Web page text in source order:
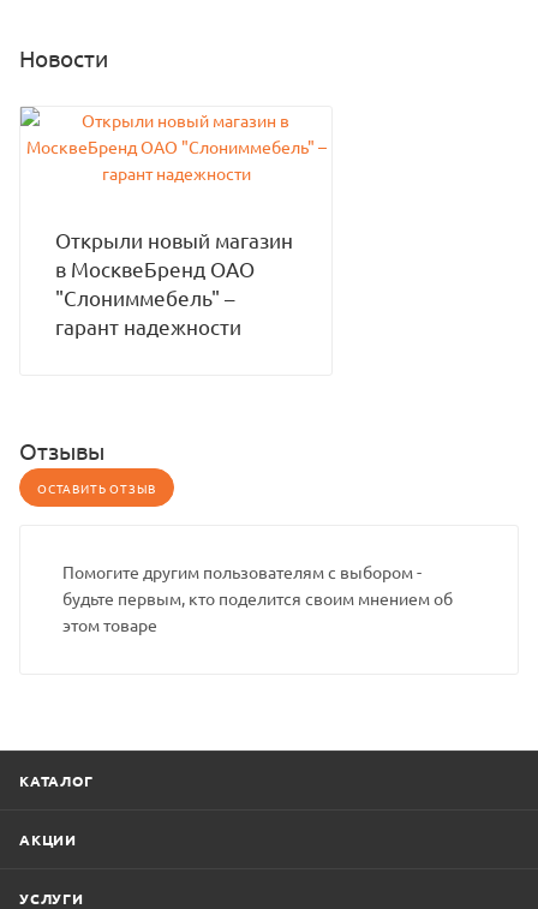
Новости
Открыли новый магазин
в МосквеБренд ОАО
"Слониммебель" –
гарант надежности
Отзывы
ОСТАВИТЬ ОТЗЫВ
Помогите другим пользователям с выбором -
будьте первым, кто поделится своим мнением об
этом товаре
КАТАЛОГ
АКЦИИ
УСЛУГИ